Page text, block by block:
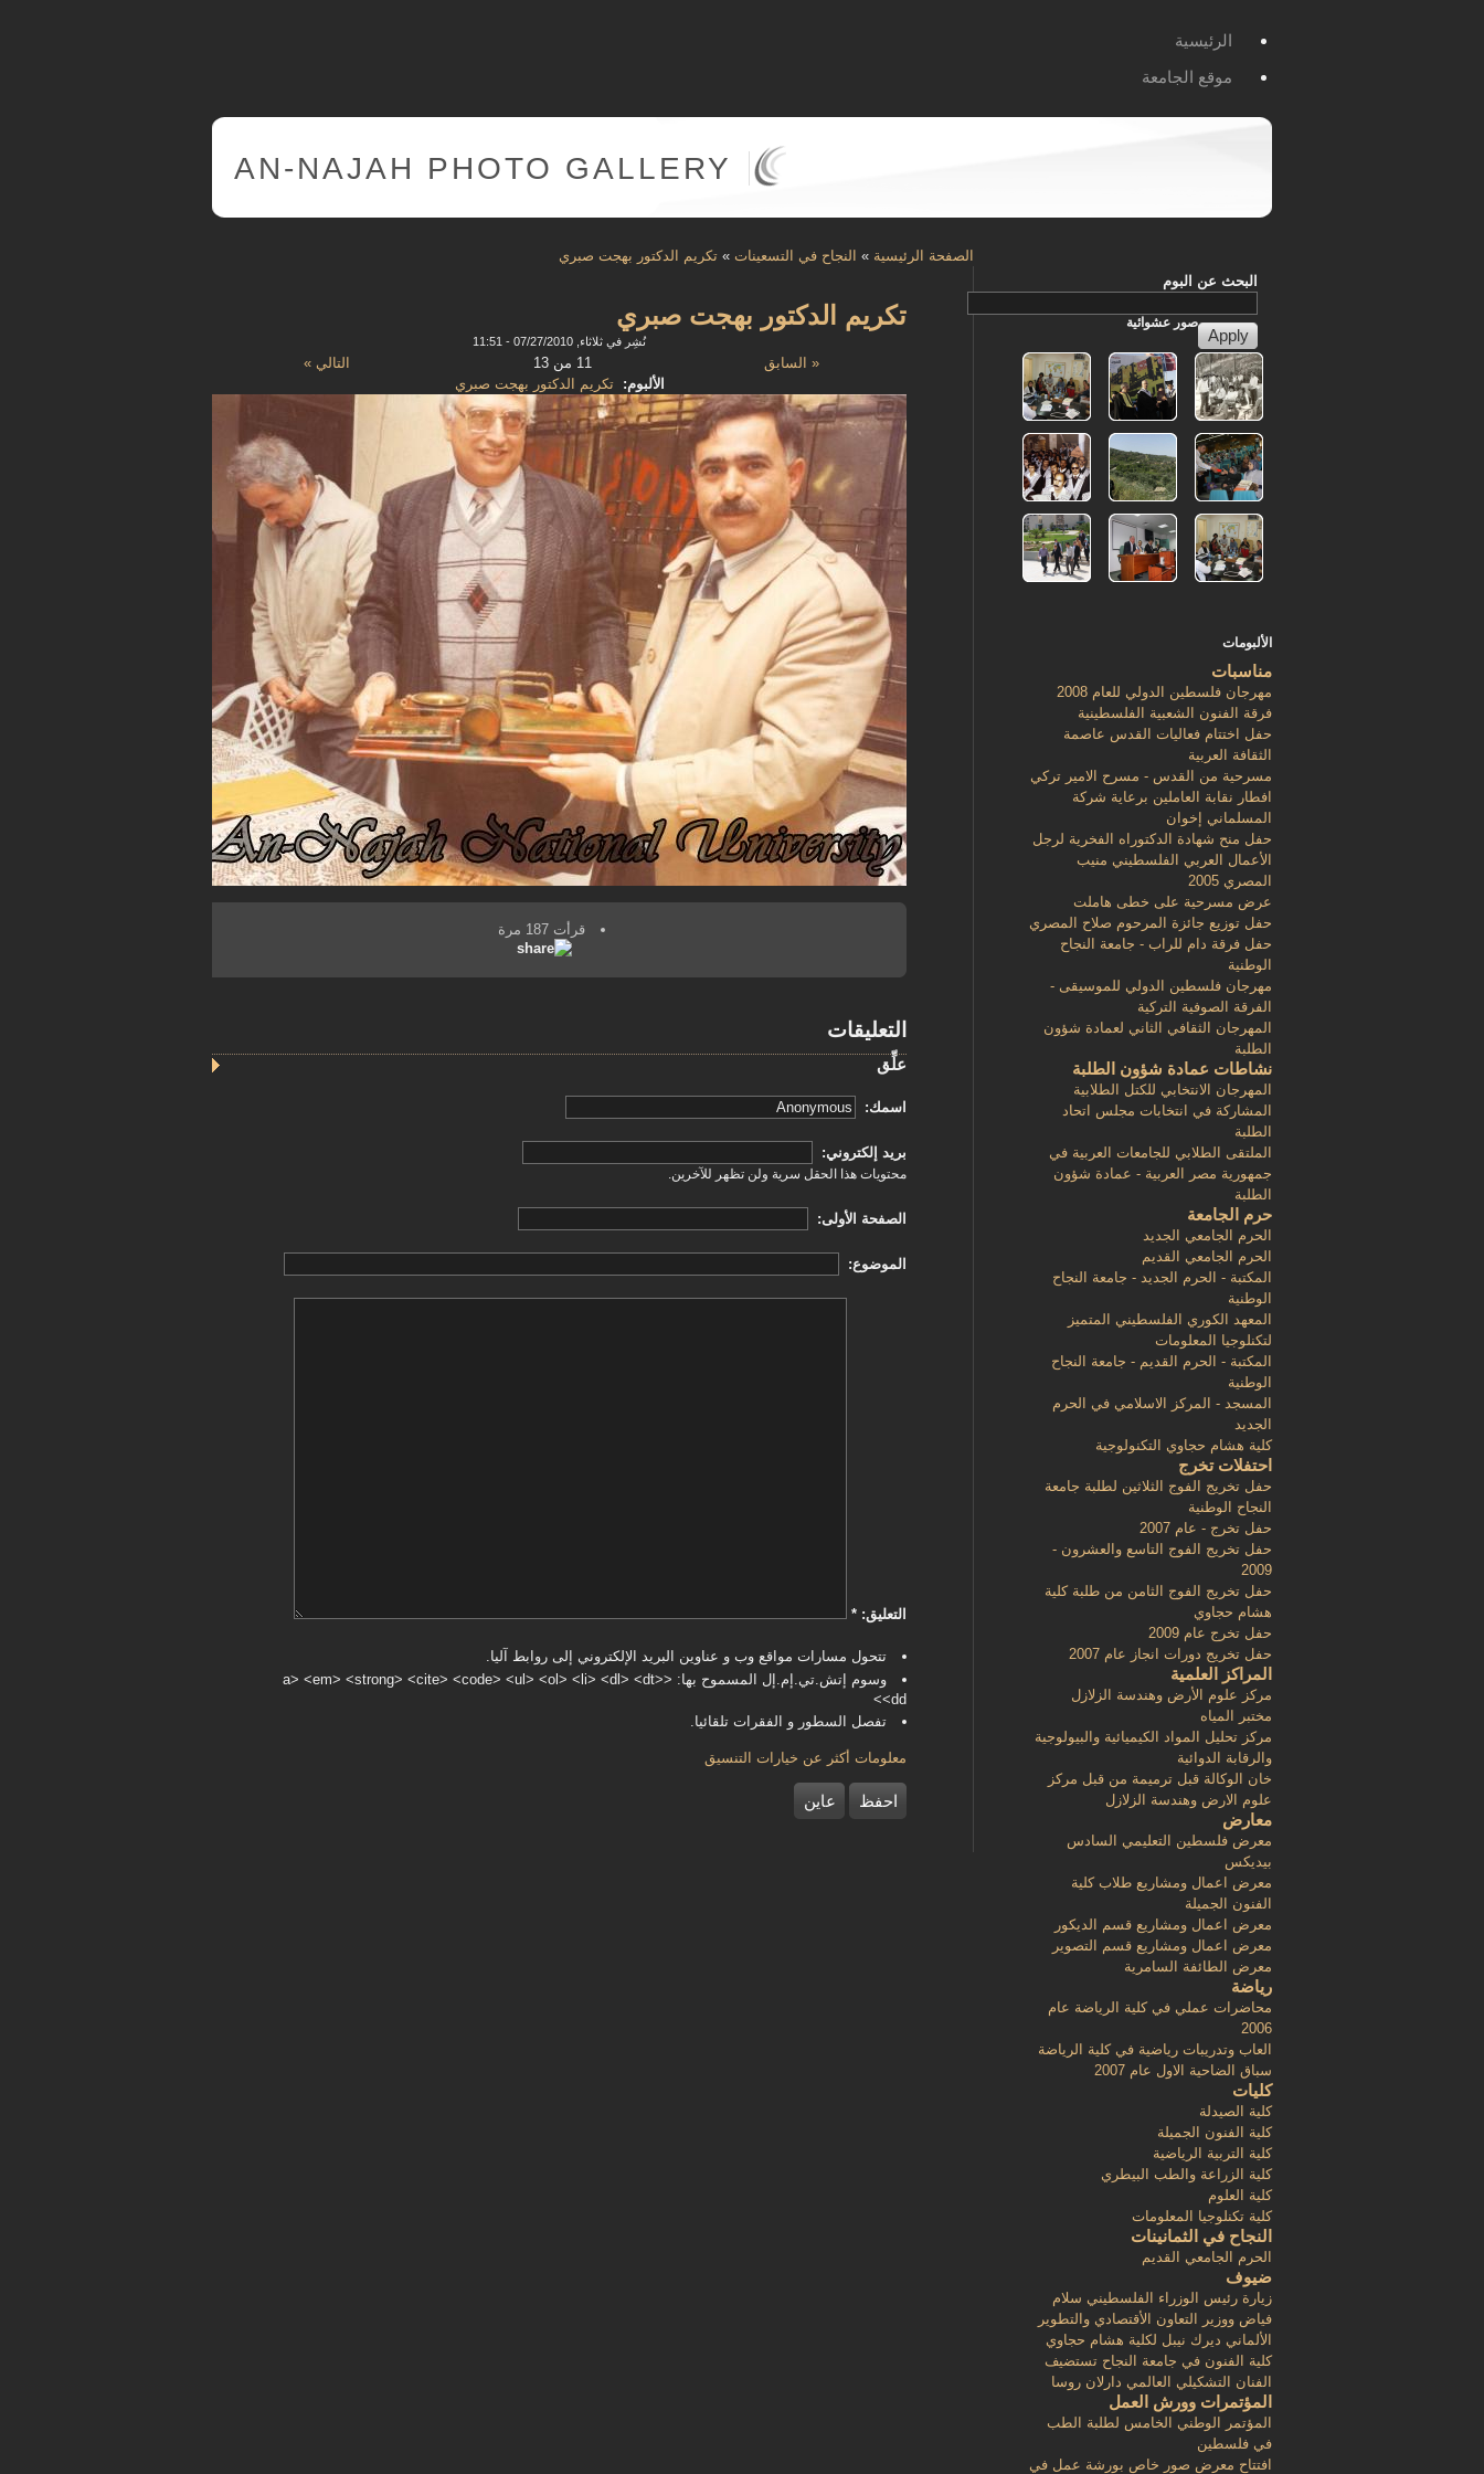
الرئيسية
موقع الجامعة
AN-NAJAH PHOTO GALLERY
الصفحة الرئيسية » النجاح في التسعينات » تكريم الدكتور بهجت صبري
تكريم الدكتور بهجت صبري
نُشِر في ثلاثاء, 07/27/2010 - 11:51
« السابق 11 من 13
التالي »
الألبوم:
تكريم الدكتور بهجت صبري
قرأت 187 مرة
التعليقات
علِّق
‏اسمك: ‏
‏بريد إلكتروني: ‏
محتويات هذا الحقل سرية ولن تظهر للآخرين.
‏الصفحة الأولى: ‏
‏الموضوع: ‏
‏التعليق: ‏ *
تتحول مسارات مواقع وب و عناوين البريد الإلكتروني إلى روابط آليا.
وسوم إتش.تي.إم.إل المسموح بها: <a> <em> <strong> <cite> <code> <ul> <ol> <li> <dl> <dt>
<dd>
تفصل السطور و الفقرات تلقائيا.
معلومات أكثر عن خيارات التنسيق
البحث عن البوم
صور عشوائية
الألبومات
مناسبات
مهرجان فلسطين الدولي للعام 2008
فرقة الفنون الشعبية الفلسطينية
حفل اختتام فعاليات القدس عاصمة
الثقافة العربية
مسرحية من القدس - مسرح الامير تركي
افطار نقابة العاملين برعاية شركة
المسلماني إخوان
حفل منح شهادة الدكتوراه الفخرية لرجل
الأعمال العربي الفلسطيني منيب
المصري 2005
عرض مسرحية على خطى هاملت
حفل توزيع جائزة المرحوم صلاح المصري
حفل فرقة دام للراب - جامعة النجاح
الوطنية
مهرجان فلسطين الدولي للموسيقى -
الفرقة الصوفية التركية
المهرجان الثقافي الثاني لعمادة شؤون
الطلبة
نشاطات عمادة شؤون الطلبة
المهرجان الانتخابي للكتل الطلابية
المشاركة في انتخابات مجلس اتحاد
الطلبة
الملتقى الطلابي للجامعات العربية في
جمهورية مصر العربية - عمادة شؤون
الطلبة
حرم الجامعة
الحرم الجامعي الجديد
الحرم الجامعي القديم
المكتبة - الحرم الجديد - جامعة النجاح
الوطنية
المعهد الكوري الفلسطيني المتميز
لتكنلوجيا المعلومات
المكتبة - الحرم القديم - جامعة النجاح
الوطنية
المسجد - المركز الاسلامي في الحرم
الجديد
كلية هشام حجاوي التكنولوجية
احتفلات تخرج
حفل تخريج الفوج الثلاثين لطلبة جامعة
النجاح الوطنية
حفل تخرج - عام 2007
حفل تخريج الفوج التاسع والعشرون -
2009
حفل تخريج الفوج الثامن من طلبة كلية
هشام حجاوي
حفل تخرج عام 2009
حفل تخريج دورات انجاز عام 2007
المراكز العلمية
مركز علوم الأرض وهندسة الزلازل
مختبر المياه
مركز تحليل المواد الكيميائية والبيولوجية
والرقابة الدوائية
خان الوكالة قبل ترميمة من قبل مركز
علوم الارض وهندسة الزلازل
معارض
معرض فلسطين التعليمي السادس
بيديكس
معرض اعمال ومشاريع طلاب كلية
الفنون الجميلة
معرض اعمال ومشاريع قسم الديكور
معرض اعمال ومشاريع قسم التصوير
معرض الطائفة السامرية
رياضة
محاضرات عملي في كلية الرياضة عام
2006
العاب وتدريبات رياضية في كلية الرياضة
سباق الضاحية الاول عام 2007
كليات
كلية الصيدلة
كلية الفنون الجميلة
كلية التربية الرياضية
كلية الزراعة والطب البيطري
كلية العلوم
كلية تكنلوجيا المعلومات
النجاح في الثمانينات
الحرم الجامعي القديم
ضيوف
زيارة رئيس الوزراء الفلسطيني سلام
فياض ووزير التعاون الأقتصادي والتطوير
الألماني ديرك نيبل لكلية هشام حجاوي
كلية الفنون في جامعة النجاح تستضيف
الفنان التشكيلي العالمي دارلان روسا
المؤتمرات وورش العمل
المؤتمر الوطني الخامس لطلبة الطب
في فلسطين
افتتاح معرض صور خاص بورشة عمل في